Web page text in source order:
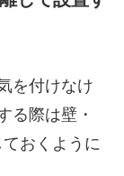
を付けなけ
る際は壁・
おくように